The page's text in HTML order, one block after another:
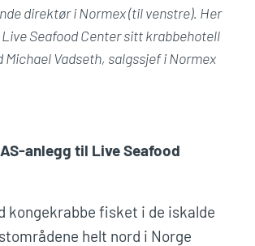
direktør i Normex (til venstre). Her
Seafood Center sitt krabbehotell
Michael Vadseth, salgssjef i Normex
anlegg til Live Seafood
kongekrabbe fisket i de iskalde
helt nord i Norge